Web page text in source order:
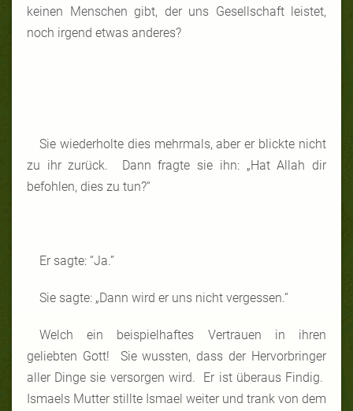
keinen Menschen gibt, der uns Gesellschaft leistet,
noch irgend etwas anderes?
Sie wiederholte dies mehrmals, aber er blickte nicht
zu ihr zurück. Dann fragte sie ihn: „Hat Allah dir
befohlen, dies zu tun?“
Er sagte: “Ja.”
Sie sagte: „Dann wird er uns nicht vergessen.“
Welch ein beispielhaftes Vertrauen in ihren
geliebten Gott! Sie wussten, dass der Hervorbringer
aller Dinge sie versorgen wird. Er ist überaus Findig.
Ismaels Mutter stillte Ismael weiter und trank von dem